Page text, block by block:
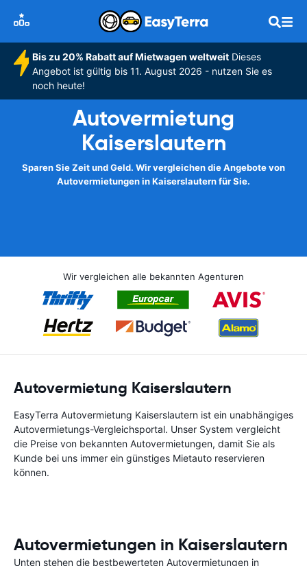
Bis zu 20% Rabatt auf Mietwagen weltweitDieses
Angebot ist gültig bis 11. August 2026 - nutzen Sie es
noch heute!
Autovermietung
Kaiserslautern
Sparen Sie Zeit und Geld. Wir vergleichen die Angebote von
Autovermietungen in Kaiserslautern für Sie.
Wir vergleichen alle bekannten Agenturen
Autovermietung Kaiserslautern
EasyTerra Autovermietung Kaiserslautern ist ein unabhängiges
Autovermietungs-Vergleichsportal. Unser System vergleicht
die Preise von bekannten Autovermietungen, damit Sie als
Kunde bei uns immer ein günstiges Mietauto reservieren
können.
Autovermietungen in Kaiserslautern
Unten stehen die bestbewerteten Autovermietungen in